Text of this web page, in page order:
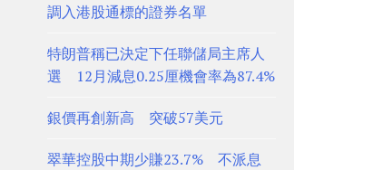
調入港股通標的證券名單
特朗普稱已決定下任聯儲局主席人
選 12月減息0.25厘機會率為87.4%
銀價再創新高 突破57美元
翠華控股中期少賺23.7% 不派息